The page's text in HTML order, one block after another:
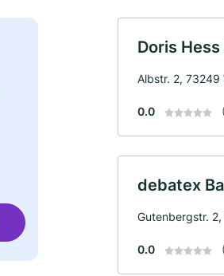
Doris
Albstr. 2, 73249
0.0
debatex
Gutenbergstr.
0.0